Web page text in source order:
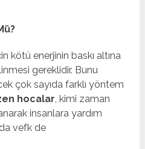
kötü enerjinin baskı altına
gereklidir. Bunu
çok sayıda farklı yöntem
hocalar, kimi zaman
insanlara yardım
vefk de